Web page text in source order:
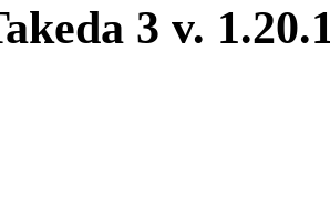
3 v.